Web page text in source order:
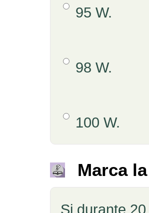
Opción 295 W.
Opción 398 W.
Opción 4100 W.
Marca
Pregunta
Si durante